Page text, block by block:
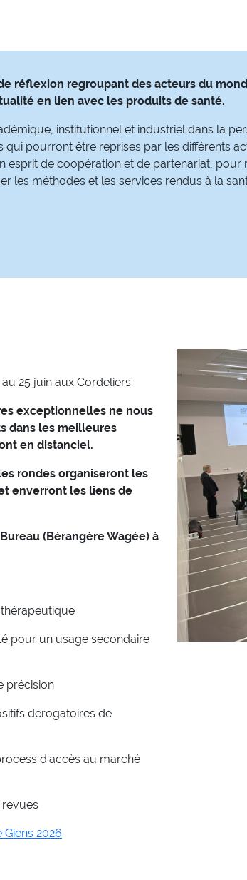
réflexion regroupant des acteurs du
en lien avec les produits de santé.
institutionnel et industriel dans la
pourront être reprises par les différents
esprit de coopération et de partenariat,
les méthodes et les services rendus à la
25 juin aux Cordeliers
exceptionnelles ne nous
dans les meilleures
en distanciel.
rondes organiseront les
enverront les liens de
(Bérangère Wagée) à
pour un usage secondaire
précision
dérogatoires de
d'accès au marché
revues
Giens 2026